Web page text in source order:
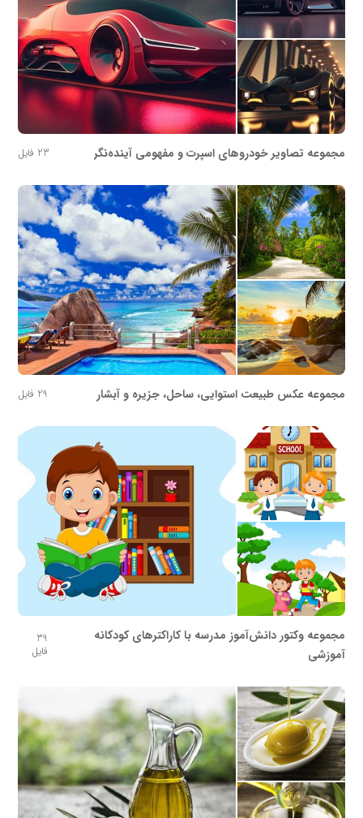
مجموعه تصاویر خودروهای اسپرت و مفهومی آینده‌نگر 23 فایل
مجموعه عکس طبیعت استوایی، ساحل، جزیره و آبشار 29 فایل
مجموعه وکتور دانش‌آموز مدرسه با کاراکترهای کودکانه
آموزشی
39
فایل